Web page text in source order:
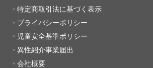
特定商取引法に基づく表示
プライバシーポリシー
児童安全基準ポリシー
異性紹介事業届出
会社概要